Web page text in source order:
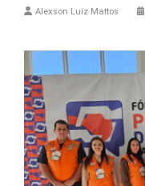
Alexson Luiz Mattos